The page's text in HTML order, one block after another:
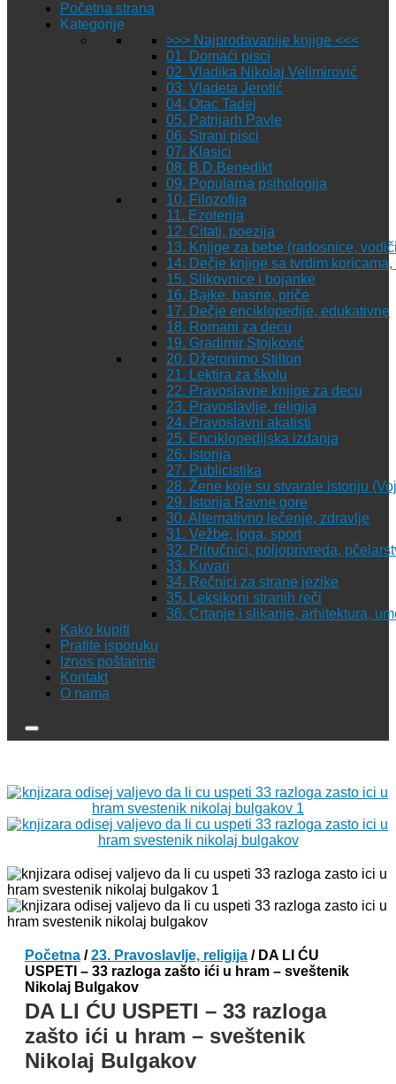
Početna strana
Kategorije
>>> Najprodavanije knjige <<<
01. Domaći pisci
02. Vladika Nikolaj Velimirović
03. Vladeta Jerotić
04. Otac Tadej
05. Patrijarh Pavle
06. Strani pisci
07. Klasici
08. B.D.Benedikt
09. Popularna psihologija
10. Filozofija
11. Ezoterija
12. Citati, poezija
13. Knjige za bebe (radosnice,
14. Dečje knjige sa tvrdim
15. Slikovnice i bojanke
16. Bajke, basne, priče
17. Dečje enciklopedije, edukativne
18. Romani za decu
19. Gradimir Stojković
20. Džeronimo Stilton
21. Lektira za školu
22. Pravoslavne knjige za decu
23. Pravoslavlje, religija
24. Pravoslavni akatisti
25. Enciklopedijska izdanja
26. Istorija
27. Publicistika
28. Žene koje su stvarale istoriju
29. Istorija Ravne gore
30. Alternativno lečenje, zdravlje
31. Vežbe, joga, sport
32. Priručnici, poljoprivreda,
33. Kuvari
34. Rečnici za strane jezike
35. Leksikoni stranih reči
36. Crtanje i slikanje, arhitektura,
Kako kupiti
Pratite isporuku
Iznos poštarine
Kontakt
O nama
Početna /23. Pravoslavlje, religija / DA LI ĆU
USPETI – 33 razloga zašto ići u hram – sveštenik
Nikolaj Bulgakov
DA LI ĆU USPETI – 33 razloga
zašto ići u hram – sveštenik
Nikolaj Bulgakov